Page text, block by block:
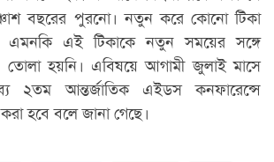
বছরের পুরনো। নতুন করে কোনো টিকা
এমনকি এই টিকাকে নতুন সময়ের সঙ্গে
হয়নি। এবিষয়ে আগামী জুলাই মাসে
২তম আন্তর্জাতিক এইডস কনফারেন্সে
হবে বলে জানা গেছে।